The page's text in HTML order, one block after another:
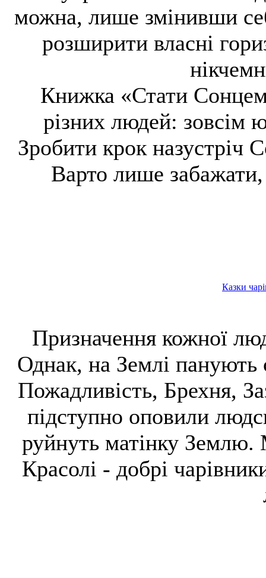
можна, лише змінивши
розширити власні
Книжка «Стати
різних людей: зовсім
Зробити крок назустріч
Варто лише
Казки
Призначення кожної
Однак, на Землі панують
Пожадливість, Брехня,
підступно оповили
руйнуть матінку Землю.
Красолі - добрі